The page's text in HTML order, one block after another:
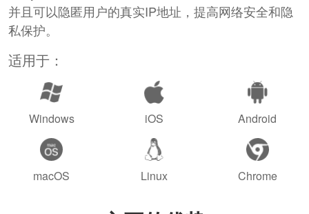
并且可以隐匿用户的真实IP地址，提高网络安全和隐
私保护。
适用于：
Windows iOS Android
macOS Linux Chrome